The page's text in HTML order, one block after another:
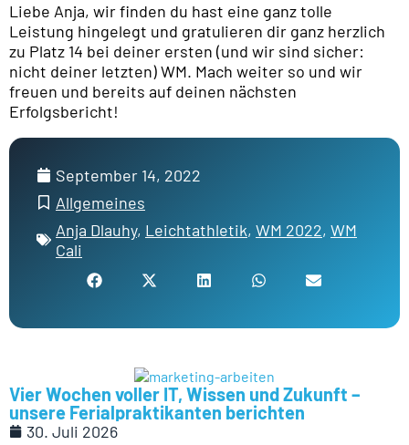
Liebe Anja, wir finden du hast eine ganz tolle
Leistung hingelegt und gratulieren dir ganz herzlich
zu Platz 14 bei deiner ersten (und wir sind sicher:
nicht deiner letzten) WM. Mach weiter so und wir
freuen und bereits auf deinen nächsten
Erfolgsbericht!
September 14, 2022
Allgemeines
Anja Dlauhy, Leichtathletik, WM 2022, WM
Cali
Vier Wochen voller IT, Wissen und Zukunft –
unsere Ferialpraktikanten berichten
30. Juli 2026